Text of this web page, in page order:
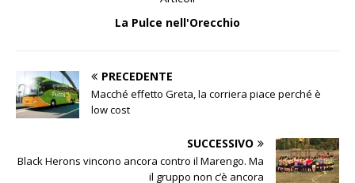
La Pulce nell'Orecchio
PRECEDENTE
Macché effetto Greta, la corriera piace perché è
low cost
SUCCESSIVO
Black Herons vincono ancora contro il Marengo. Ma
il gruppo non c’è ancora